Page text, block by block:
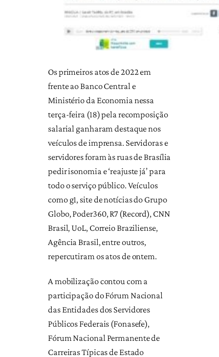
Os primeiros atos de 2022 em
frente ao Banco Central e
Ministério da Economia nessa
terça-feira (18) pela recomposição
salarial ganharam destaque nos
veículos de imprensa. Servidoras e
servidores foram às ruas de Brasília
pedir isonomia e ‘reajuste já’ para
todo o serviço público. Veículos
como g1, site de notícias do Grupo
Globo, Poder360, R7 (Record), CNN
Brasil, UoL, Correio Braziliense,
Agência Brasil, entre outros,
repercutiram os atos de ontem.
A mobilização contou com a
participação do Fórum Nacional
das Entidades dos Servidores
Públicos Federais (Fonasefe),
Fórum Nacional Permanente de
Carreiras Típicas de Estado